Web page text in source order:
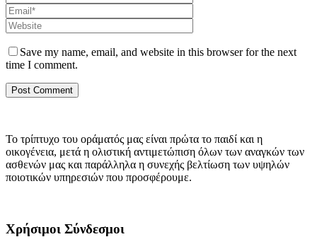
Save my name, email, and website in this browser for the next
time I comment.
Το τρίπτυχο του οράματός μας είναι πρώτα το παιδί και η
οικογένεια, μετά η ολιστική αντιμετώπιση όλων των αναγκών των
ασθενών μας και παράλληλα η συνεχής βελτίωση των υψηλών
ποιοτικών υπηρεσιών που προσφέρουμε.
Χρήσιμοι Σύνδεσμοι